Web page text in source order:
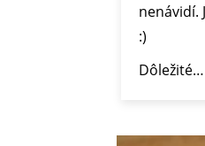
nenávidí.
:)
Dôležité…